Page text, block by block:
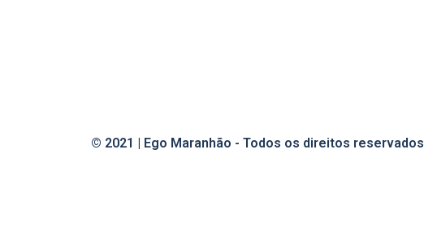
© 2021 | Ego Maranhão - Todos os direitos reservados